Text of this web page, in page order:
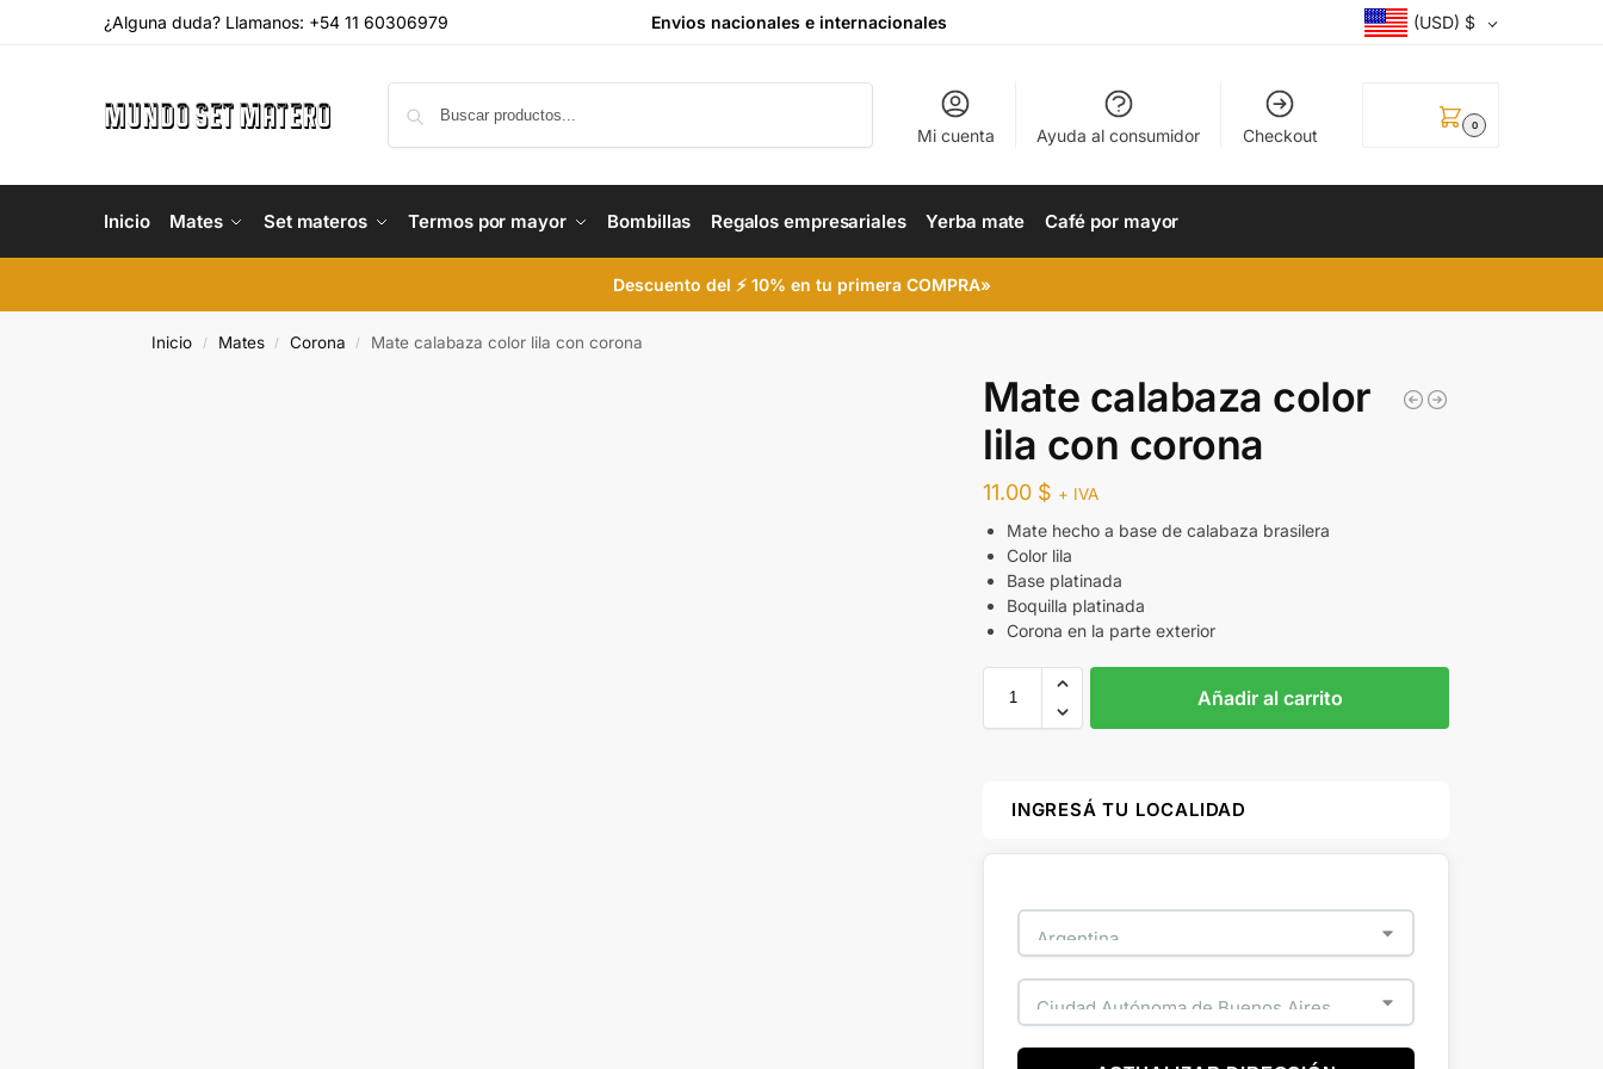
¿Alguna duda? Llamanos: +54 11 60306979 Envios nacionales e internacionales (USD) $
Mi cuenta Ayuda al consumidor Checkout 0
Inicio Mates Set materos Termos por mayor Bombillas Regalos empresariales Yerba mate Café por mayor
Descuento del ⚡ 10% en tu primera COMPRA»
Inicio / Mates / Corona / Mate calabaza color lila con corona
Mate calabaza color
lila con corona
11.00 $ + IVA
Mate hecho a base de calabaza brasilera
Color lila
Base platinada
Boquilla platinada
Corona en la parte exterior
Añadir al carrito
INGRESÁ TU LOCALIDAD